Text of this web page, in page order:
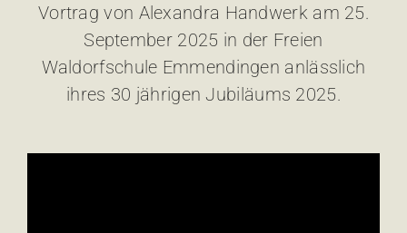
Vortrag von Alexandra Handwerk am 25.
September 2025 in der Freien
Waldorfschule Emmendingen anlässlich
ihres 30 jährigen Jubiläums 2025.